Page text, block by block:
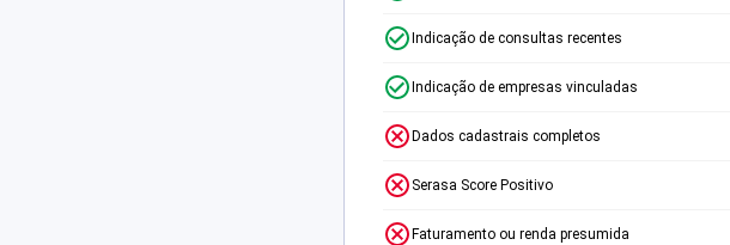
Indicação de consultas recentes
Indicação de empresas vinculadas
Dados cadastrais completos
Serasa Score Positivo
Faturamento ou renda presumida